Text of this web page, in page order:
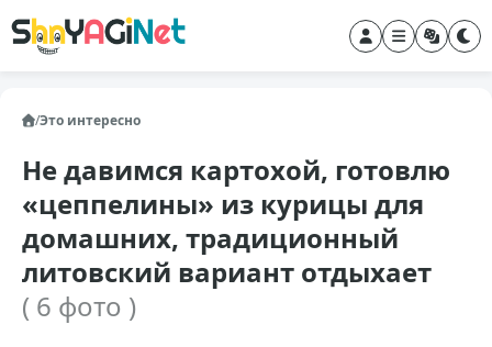
/Это интересно
Не давимся картохой, готовлю
«цеппелины» из курицы для
домашних, традиционный
литовский вариант отдыхает
( 6 фото )